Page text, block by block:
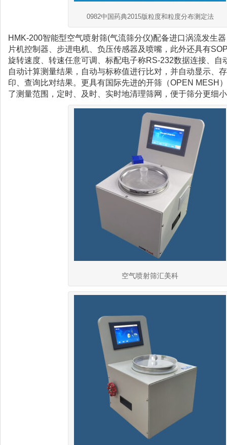
0982中国药典2015版粒度和粒度分布测定法
HMK-200智能型空气喷射筛(气流筛分仪)配备进口涡流发生
片机控制器、步进电机、负压传感器及喷嘴，此外还具有
旋转速度、转速任意可调、标配电子称RS-232数据连接、自
自动计算测量结果，自动与标称值进行比对，并自动显示、
印、查询比对结果。更具有国际先进的开筛（OPEN MESH
了测量范围，定时、及时、实时地清理筛网，便于筛分更细
空气喷射筛汇美科